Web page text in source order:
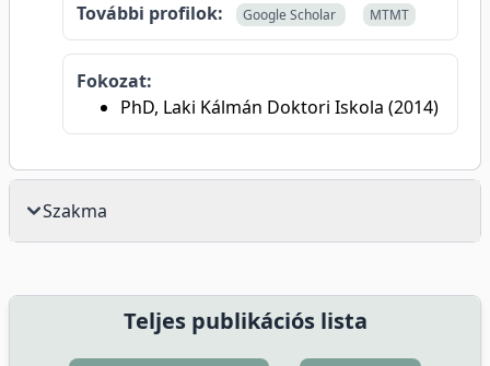
További profilok: Google Scholar MTMT
Fokozat:
PhD, Laki Kálmán Doktori Iskola (2014)
Szakma
Teljes publikációs lista